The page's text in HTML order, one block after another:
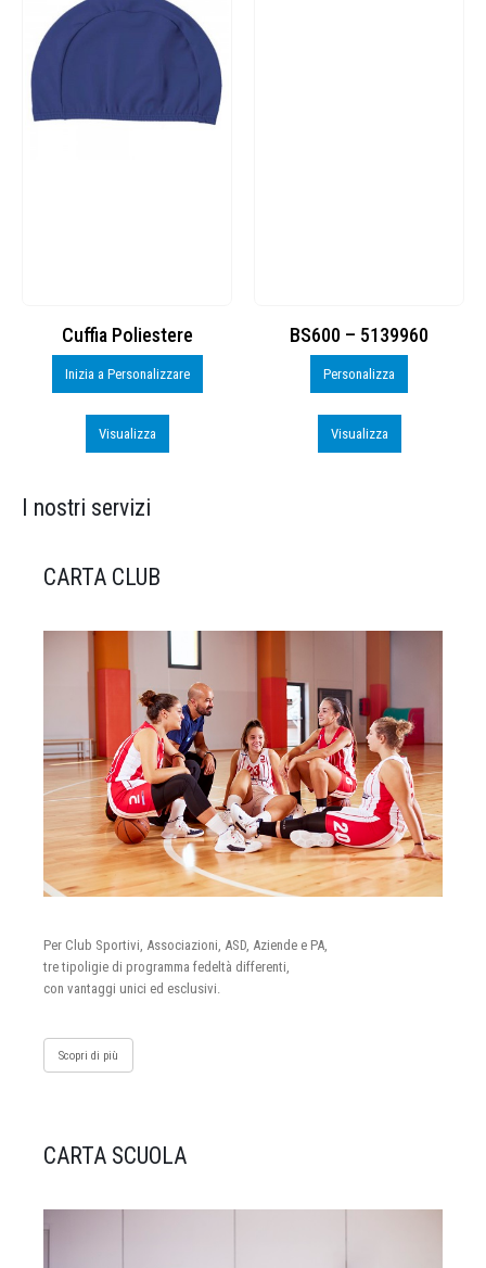
Cuffia Poliestere
Inizia a Personalizzare
Visualizza
BS600 – 5139960
Personalizza
Visualizza
I nostri servizi
CARTA CLUB
Per Club Sportivi, Associazioni, ASD, Aziende e PA,
tre tipoligie di programma fedeltà differenti,
con vantaggi unici ed esclusivi.
Scopri di più
CARTA SCUOLA